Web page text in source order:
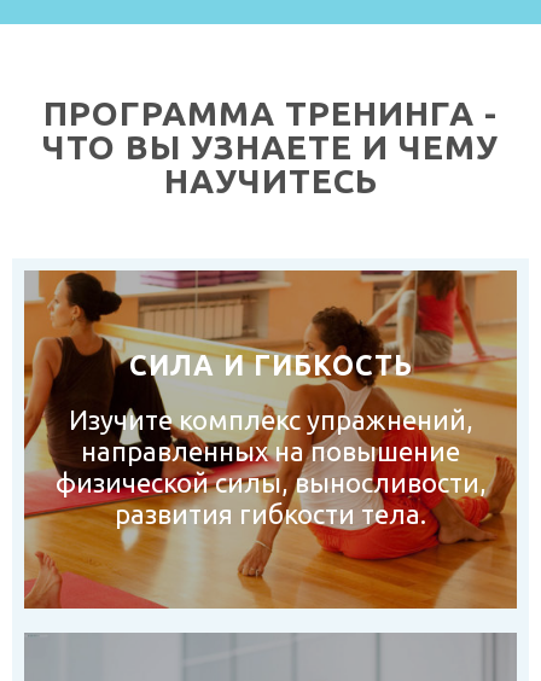
ПРОГРАММА ТРЕНИНГА -
ЧТО ВЫ УЗНАЕТЕ И ЧЕМУ
НАУЧИТЕСЬ
СИЛА И ГИБКОСТЬ
Изучите комплекс упражнений,
направленных на повышение
физической силы, выносливости,
развития гибкости тела.